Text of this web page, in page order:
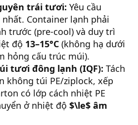
trái tươi: Yêu cầu
Container lạnh phải
trước (pre-cool) và duy trì
độ 13–15°C (không hạ dưới
hỏng cấu trúc múi).
tươi đông lạnh (IQF): Tách
không túi PE/ziplock, xếp
có lớp cách nhiệt PE
ở nhiệt độ $\le$ âm